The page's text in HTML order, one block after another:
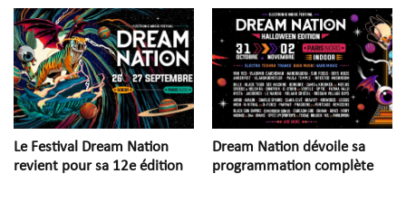
Le Festival Dream Nation
revient pour sa 12e édition
Dream Nation dévoile sa
programmation complète